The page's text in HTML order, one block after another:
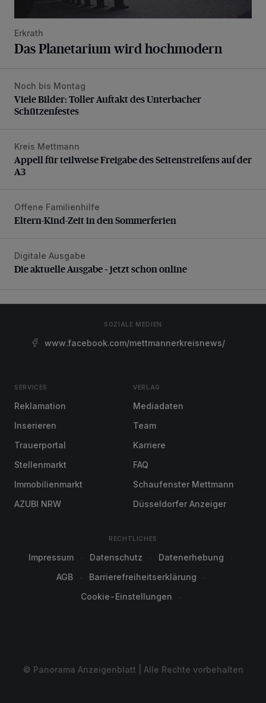
Erkrath
Das Planetarium wird hochmodern
Viele Bilder: Toller Auftakt des Unterbacher
Noch bis Montag
Viele Bilder: Toller Auftakt des Unterbacher
Schützenfestes
Appell für teilweise Freigabe des Seitenstreifens auf der A3
Kreis Mettmann
Appell für teilweise Freigabe des Seitenstreifens auf der
A3
Eltern-Kind-Zeit in den Sommerferien
Offene Familienhilfe
Eltern-Kind-Zeit in den Sommerferien
Die aktuelle Ausgabe – jetzt schon online
Digitale Ausgabe
Die aktuelle Ausgabe – jetzt schon online
SOZIALE MEDIEN
www.facebook.com/mettmannerkreisnews/
SERVICES
Reklamation
Inserieren
Trauerportal
Stellenmarkt
Immobilienmarkt
AZUBI NRW
VERLAG
Mediadaten
Team
Karriere
FAQ
Schaufenster Mettmann
Düsseldorfer Anzeiger
RECHTLICHES
Impressum Datenschutz
Datenerhebung
AGB
Barrierefreiheitserklärung
Cookie-Einstellungen
© Panorama Anzeigenblatt | Alle Rechte vorbehalten